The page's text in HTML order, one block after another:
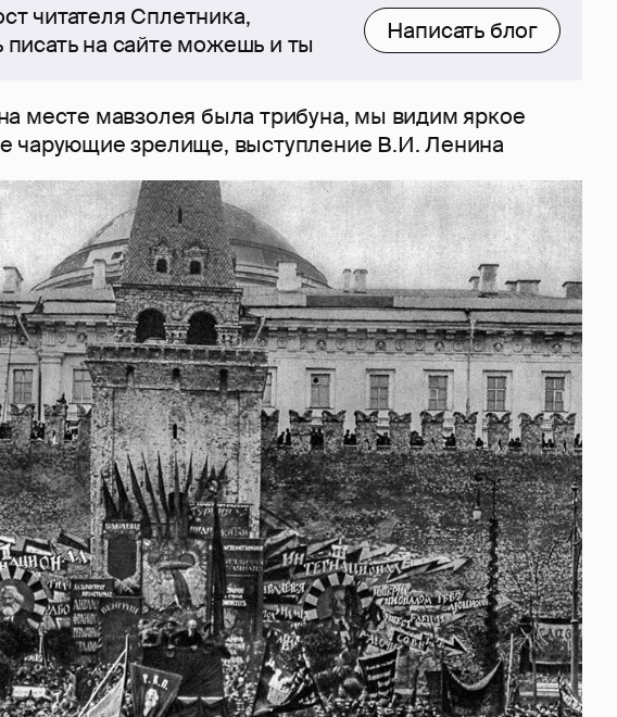
читателя Сплетника,
писать на сайте можешь и ты
Написать блог
месте мавзолея была трибуна, мы видим яркое
чарующие зрелище, выступление В.И. Ленина